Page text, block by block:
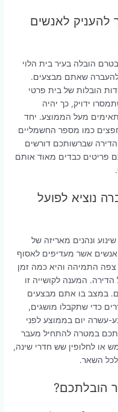
להעניק לאנשים
הובלה בעיר בית הלוי
להעברה שאתם מבצעים.
הובלות של בית פרטי
ידויק, כך יהיה
מעל הממוצע. יחד
כמו מספר החשמליים
שברשותכם דורשים
פריטים כבדים מאוד אותם
נוציא לפועל
ונהנים מאריזה של
אנשים אשר מעדיפים לאסוף
צפה התמיהה והיא כמה זמן
המענה לקושייה זו
במצב בו אתם מבצעים
כדי שתקבלו מושגים,
עשרה יום בממוצע לפני
במטרה להתחיל מעבר
או לחלופין שש חדרי שינה,
השאר.
הובלתכם?